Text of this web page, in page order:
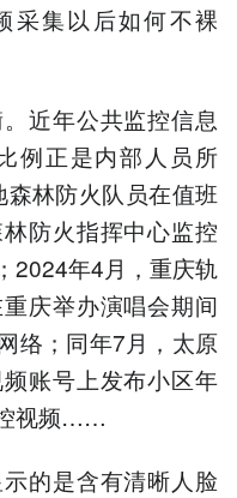
采集以后如何不裸
近年公共监控信息
例正是内部人员所
林防火队员在值班
防火指挥中心监控
2024年4月，重庆轨
庆举办演唱会期间
络；同年7月，太原
账号上发布小区年
视频……
的是含有清晰人脸